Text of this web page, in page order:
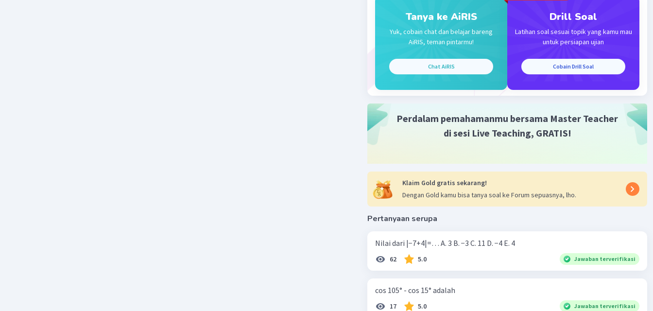
Tanya ke AiRIS
Yuk, cobain chat dan belajar bareng
AiRIS, teman pintarmu!
Chat AiRIS
Drill Soal
Latihan soal sesuai topik yang kamu mau
untuk persiapan ujian
Cobain Drill Soal
Perdalam pemahamanmu bersama Master Teacher
di sesi Live Teaching, GRATIS!
Klaim Gold gratis sekarang!
Dengan Gold kamu bisa tanya soal ke Forum sepuasnya, lho.
Pertanyaan serupa
Nilai dari |−7+4|=… A. 3 B. −3 C. 11 D. −4 E. 4
62 5.0 Jawaban terverifikasi
cos 105° - cos 15° adalah
17 5.0 Jawaban terverifikasi